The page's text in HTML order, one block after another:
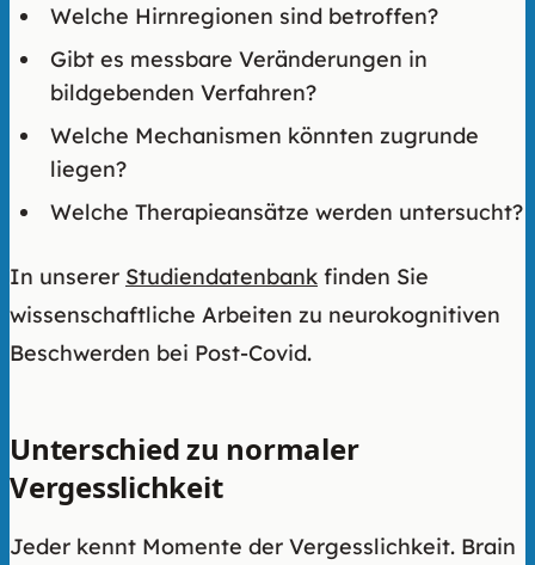
Welche Hirnregionen sind betroffen?
Gibt es messbare Veränderungen in
bildgebenden Verfahren?
Welche Mechanismen könnten zugrunde
liegen?
Welche Therapieansätze werden untersucht?
In unserer Studiendatenbank finden Sie
wissenschaftliche Arbeiten zu neurokognitiven
Beschwerden bei Post-Covid.
Unterschied zu normaler
Vergesslichkeit
Jeder kennt Momente der Vergesslichkeit. Brain